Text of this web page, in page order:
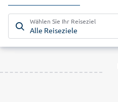
Wählen Sie Ihr Reiseziel
Alle Reiseziele